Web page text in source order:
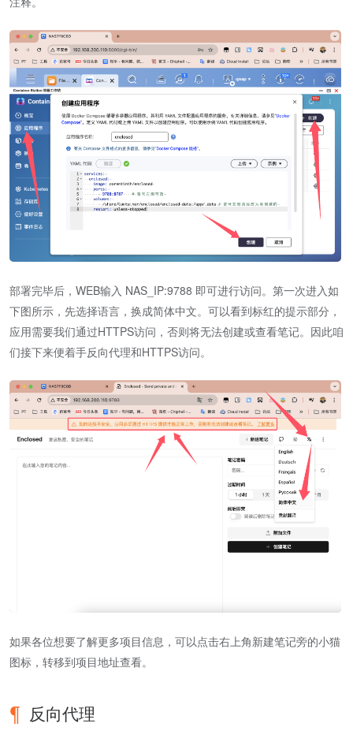
部署完毕后，WEB输入 NAS_IP:9788 即可进行访问。第一次进入如
下图所示，先选择语言，换成简体中文。可以看到标红的提示部分，
应用需要我们通过HTTPS访问，否则将无法创建或查看笔记。因此咱
们接下来便着手反向代理和HTTPS访问。
如果各位想要了解更多项目信息，可以点击右上角新建笔记旁的小猫
图标，转移到项目地址查看。
反向代理